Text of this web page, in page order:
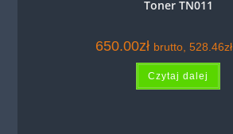
Toner TN011
650.00zł brutto, 528.46zł
Czytaj dalej